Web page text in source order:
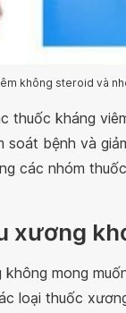
không steroid và
thuốc kháng
bệnh và
các nhóm
xương
mong
loại thuốc